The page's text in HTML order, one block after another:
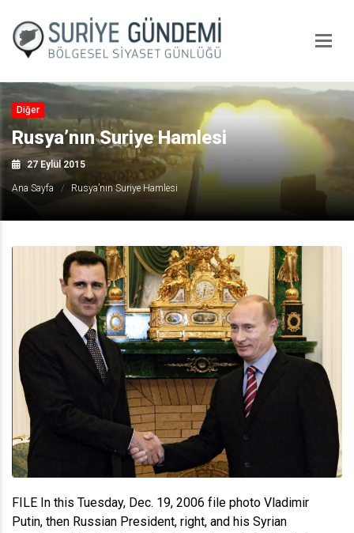
Diğer
Rusya’nın Suriye Hamlesi
27 Eylül 2015
Ana Sayfa Rusya’nın Suriye Hamlesi
FILE In this Tuesday, Dec. 19, 2006 file photo Vladimir
Putin, then Russian President, right, and his Syrian